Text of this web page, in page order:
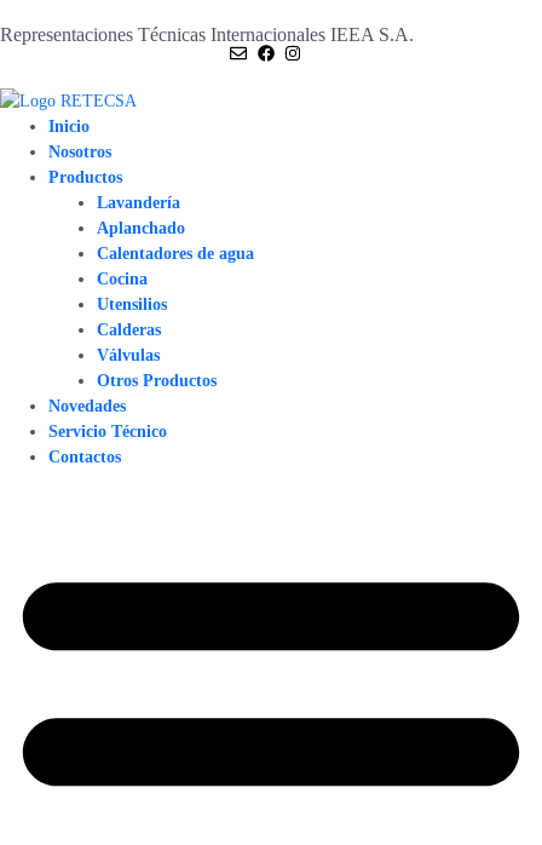
Representaciones Técnicas Internacionales IEEA S.A.
Inicio
Nosotros
Productos
Lavandería
Aplanchado
Calentadores de agua
Cocina
Utensilios
Calderas
Válvulas
Otros Productos
Novedades
Servicio Técnico
Contactos